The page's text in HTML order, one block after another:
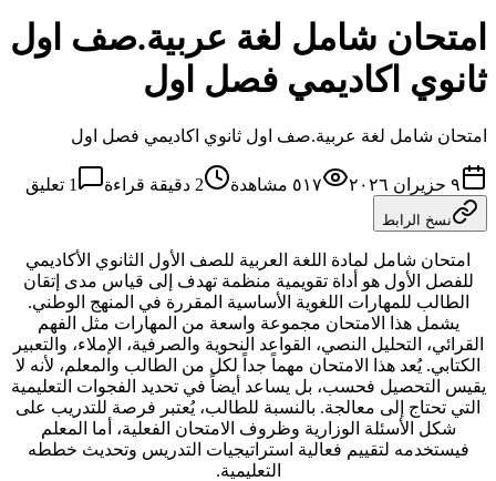
امتحان شامل لغة عربية.صف اول
ثانوي اكاديمي فصل اول
امتحان شامل لغة عربية.صف اول ثانوي اكاديمي فصل اول
٩ حزيران ٢٠٢٦ ٥١٧ مشاهدة 2 دقيقة قراءة 1 تعليق
نسخ الرابط
امتحان شامل لمادة اللغة العربية للصف الأول الثانوي الأكاديمي
للفصل الأول هو أداة تقويمية منظمة تهدف إلى قياس مدى إتقان
الطالب للمهارات اللغوية الأساسية المقررة في المنهج الوطني.
يشمل هذا الامتحان مجموعة واسعة من المهارات مثل الفهم
القرائي، التحليل النصي، القواعد النحوية والصرفية، الإملاء، والتعبير
الكتابي. يُعد هذا الامتحان مهماً جداً لكل من الطالب والمعلم، لأنه لا
يقيس التحصيل فحسب، بل يساعد أيضاً في تحديد الفجوات التعليمية
التي تحتاج إلى معالجة. بالنسبة للطالب، يُعتبر فرصة للتدريب على
شكل الأسئلة الوزارية وظروف الامتحان الفعلية، أما المعلم
فيستخدمه لتقييم فعالية استراتيجيات التدريس وتحديث خططه
التعليمية.